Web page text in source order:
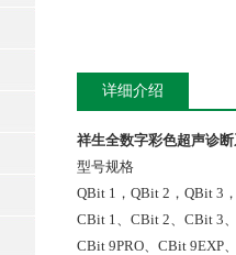
详细介绍
祥生全数字彩色超声诊
型号规格
QBit 1，QBit 2，QBit 3
CBit 1、CBit 2、CBit 3
CBit 9PRO、CBit 9EXP